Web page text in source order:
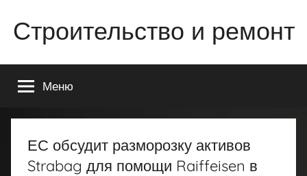
содержимому
Строительство и ремонт
строительстве
ремонте
Вашего
Меню
ЕС обсудит разморозку активов
Strabag для помощи Raiffeisen в